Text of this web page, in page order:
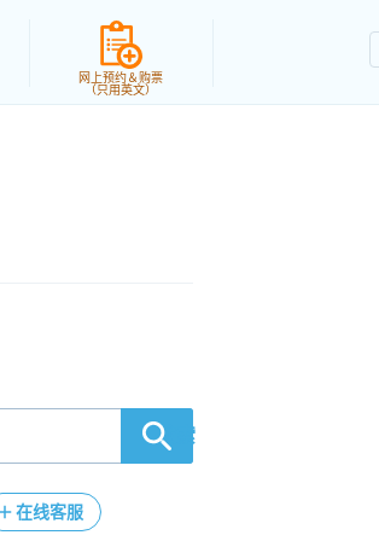
网上预约＆购票
（只用英文）
検索
在线客服